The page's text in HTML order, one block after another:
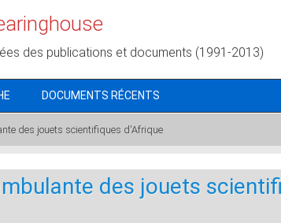
des publications et documents (1991-2013)
DOCUMENTS RÉCENTS
des jouets scientifiques d'Afrique
des jouets